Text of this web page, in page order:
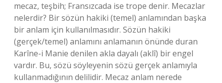
mecaz, teşbih; Fransızcada ise trope denir. Mecazlar
nelerdir? Bir sözün hakiki (temel) anlamından başka
bir anlam için kullanılmasıdır. Sözün hakiki
(gerçek/temel) anlamını anlamanın önünde duran
Karîne-i Manie denilen akla dayalı (aklî) bir engel
vardır. Bu, sözü söyleyenin sözü gerçek anlamıyla
kullanmadığının delilidir. Mecaz anlam nerede